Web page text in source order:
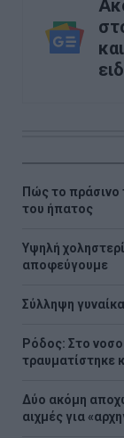
Πώς το πράσινο
του ήπατος
Υψηλή
αποφεύγουμε
Σύλληψη
Ρόδος: Στο
τραυματίστηκε
Δύο ακόμη
αιχμές για